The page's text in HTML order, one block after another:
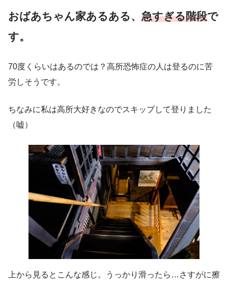
おばあちゃん家あるある、 急すぎる階段で
す。
70度くらいはあるのでは？高所恐怖症の人は登るのに苦
労しそうです。
ちなみに私は高所大好きなのでスキップして登りました
（嘘）
上から見るとこんな感じ。うっかり滑ったら…さすがに擦